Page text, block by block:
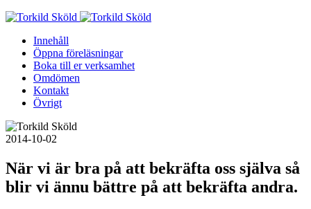
Skip
contentInnehåll
Öppna föreläsningar
Boka till er verksamhet
Omdömen
Kontakt
Övrigt
2014-10-02
När vi är bra på att bekräfta oss själva så
blir vi ännu bättre på att bekräfta andra.